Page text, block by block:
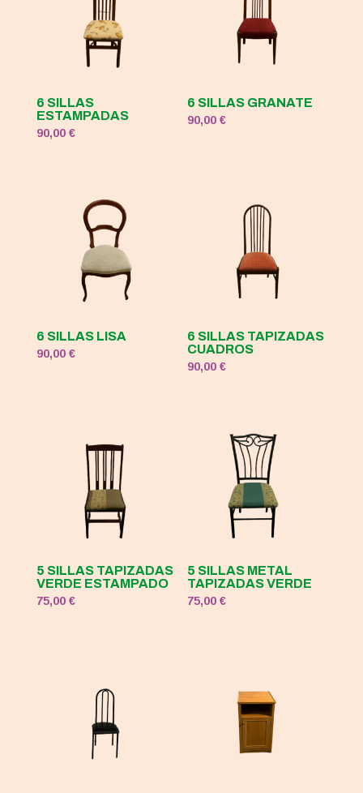
6 SILLAS
ESTAMPADAS
90,00 €
6 SILLAS GRANATE
90,00€
6 SILLAS LISA
90,00 €
6 SILLAS TAPIZADAS
CUADROS
90,00€
5 SILLAS TAPIZADAS
VERDE ESTAMPADO
75,00 €
5 SILLAS METAL
TAPIZADAS VERDE
75,00€